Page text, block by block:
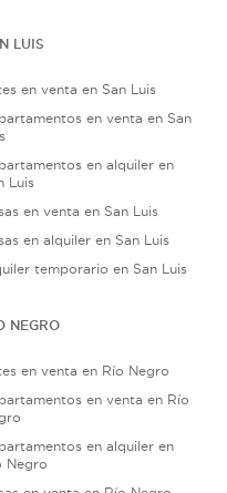
LUIS
en venta en San Luis
en venta en San
en alquiler en
Luis
en venta en San Luis
en alquiler en San Luis
temporario en San Luis
NEGRO
en venta en Río Negro
en venta en Río
en alquiler en
Negro